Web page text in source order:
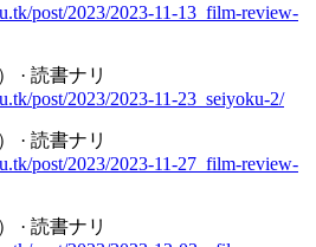
post/2023/2023-11-13_film-review-
· 読書ナリ
post/2023/2023-11-23_seiyoku-2/
· 読書ナリ
post/2023/2023-11-27_film-review-
· 読書ナリ